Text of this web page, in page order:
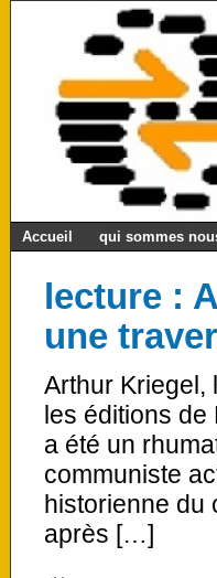
Accueil qui sommes
lecture :
une
Arthur Kriegel,
les éditions de
a été un
communiste
historienne du
après […]